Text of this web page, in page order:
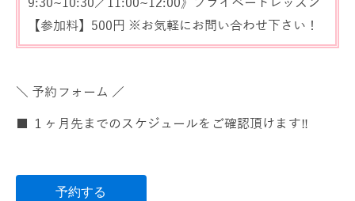
【参加料】500円 ※お気軽にお問い合わせ下さい！
＼ 予約フォーム ／
■ １ヶ月先までのスケジュールをご確認頂けます‼️
予約する